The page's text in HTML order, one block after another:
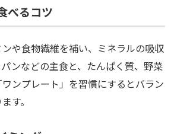
べるコツ
や食物繊維を補い、ミネラルの吸収
ンなどの主食と、たんぱく質、野菜
ンプレート」を習慣にするとバラン
す。